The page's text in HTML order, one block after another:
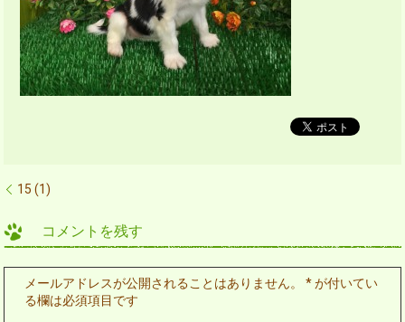
15 (1)
コメントを残す
メールアドレスが公開されることはありません。 *が付いてい
る欄は必須項目です